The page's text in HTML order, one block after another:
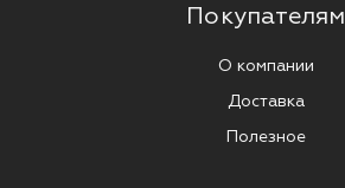
Покупателям
О компании
Доставка
Полезное